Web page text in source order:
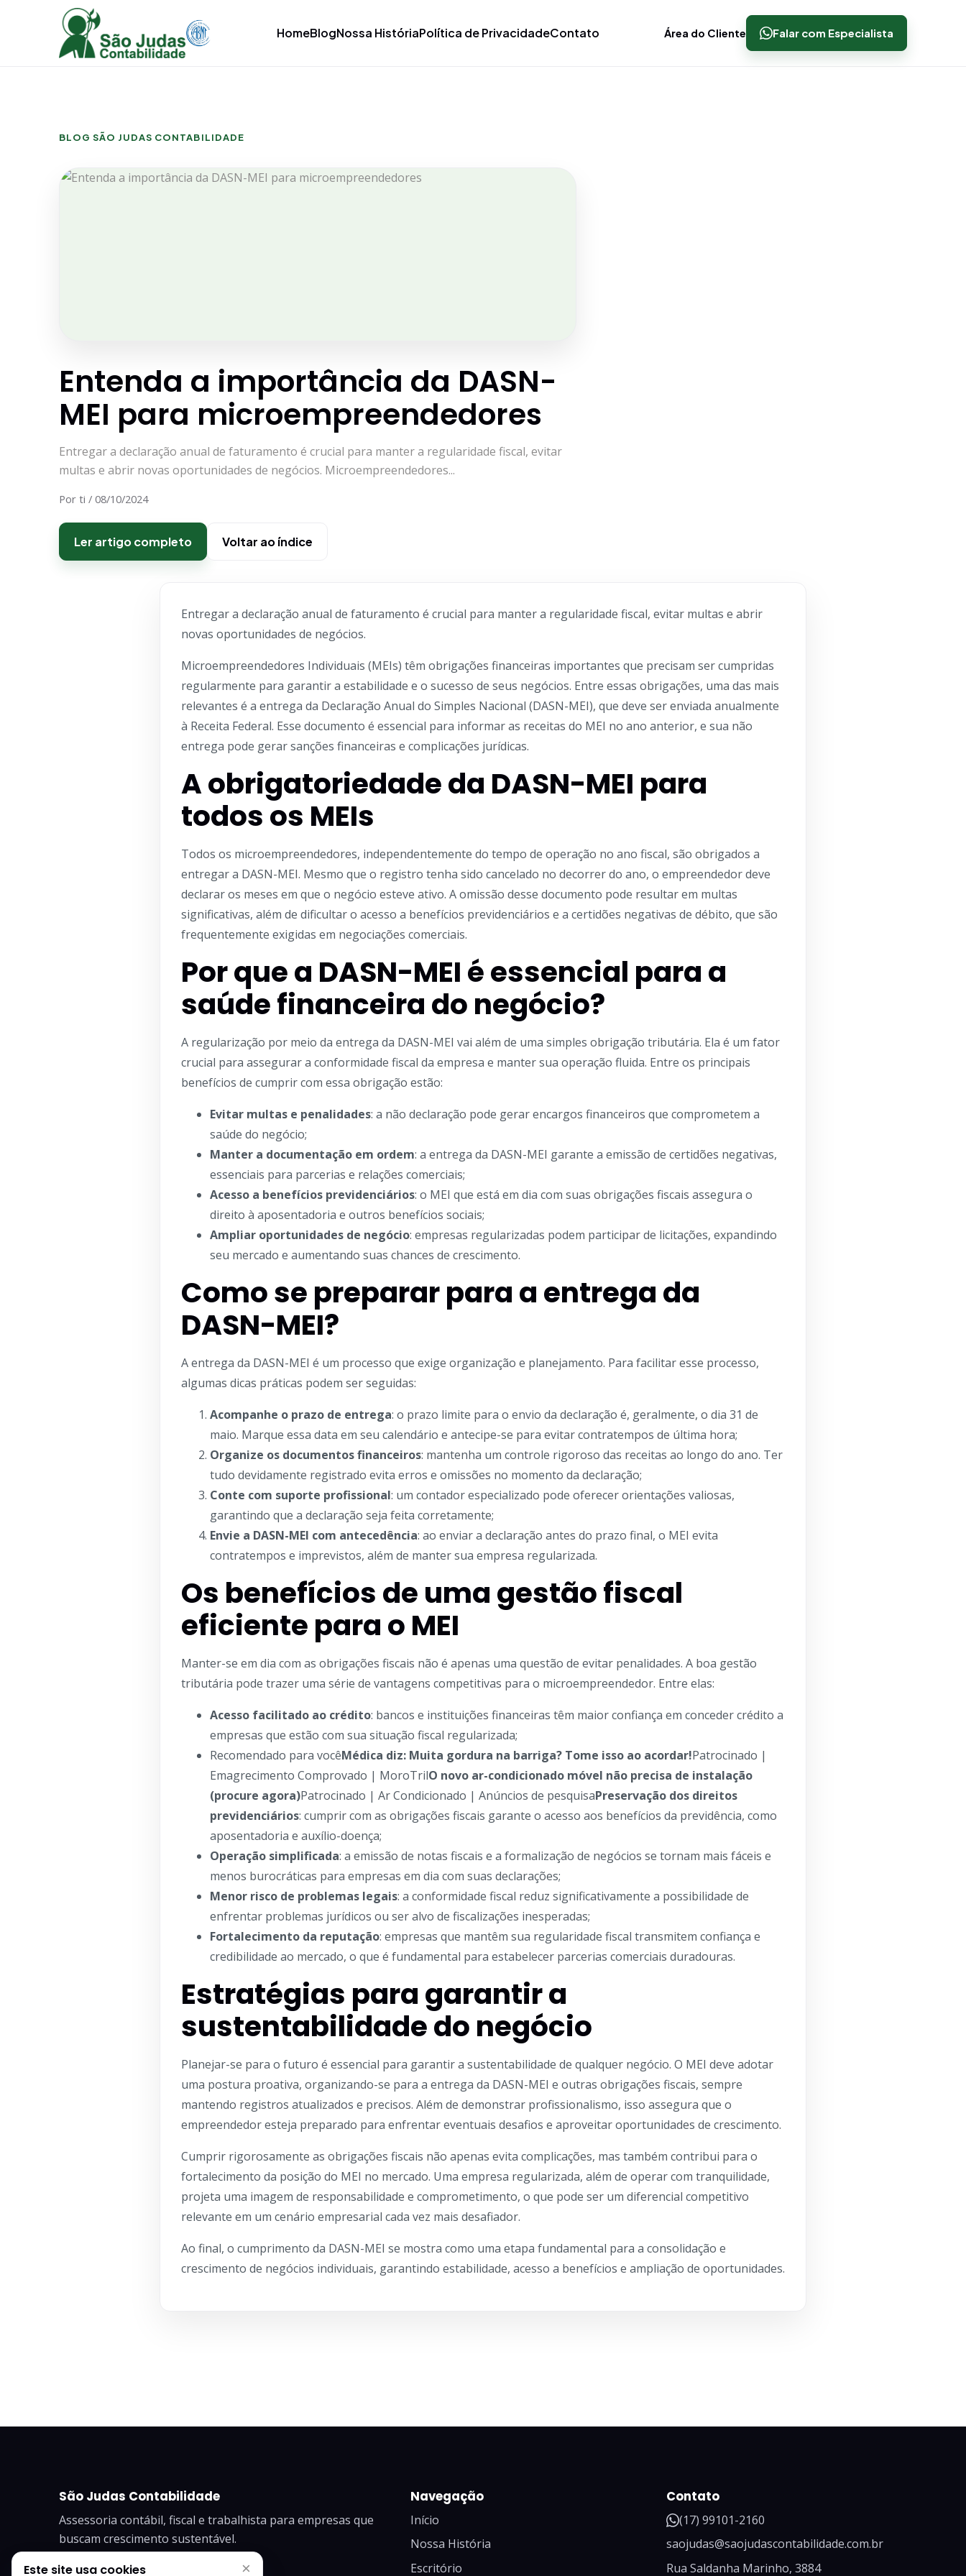
HomeBlogNossa HistóriaPolítica de PrivacidadeContato Área do Cliente Falar com Especialista
BLOG SÃO JUDAS CONTABILIDADE
Entenda a importância da DASN-
MEI para microempreendedores
Entregar a declaração anual de faturamento é crucial para manter a regularidade fiscal, evitar
multas e abrir novas oportunidades de negócios. Microempreendedores...
Por ti / 08/10/2024
Ler artigo completo Voltar ao índice
Entregar a declaração anual de faturamento é crucial para manter a regularidade fiscal, evitar multas e abrir
novas oportunidades de negócios.
Microempreendedores Individuais (MEIs) têm obrigações financeiras importantes que precisam ser cumpridas
regularmente para garantir a estabilidade e o sucesso de seus negócios. Entre essas obrigações, uma das mais
relevantes é a entrega da Declaração Anual do Simples Nacional (DASN-MEI), que deve ser enviada anualmente
à Receita Federal. Esse documento é essencial para informar as receitas do MEI no ano anterior, e sua não
entrega pode gerar sanções financeiras e complicações jurídicas.
A obrigatoriedade da DASN-MEI para
todos os MEIs
Todos os microempreendedores, independentemente do tempo de operação no ano fiscal, são obrigados a
entregar a DASN-MEI. Mesmo que o registro tenha sido cancelado no decorrer do ano, o empreendedor deve
declarar os meses em que o negócio esteve ativo. A omissão desse documento pode resultar em multas
significativas, além de dificultar o acesso a benefícios previdenciários e a certidões negativas de débito, que são
frequentemente exigidas em negociações comerciais.
Por que a DASN-MEI é essencial para a
saúde financeira do negócio?
A regularização por meio da entrega da DASN-MEI vai além de uma simples obrigação tributária. Ela é um fator
crucial para assegurar a conformidade fiscal da empresa e manter sua operação fluida. Entre os principais
benefícios de cumprir com essa obrigação estão:
Evitar multas e penalidades: a não declaração pode gerar encargos financeiros que comprometem a
saúde do negócio;
Manter a documentação em ordem: a entrega da DASN-MEI garante a emissão de certidões negativas,
essenciais para parcerias e relações comerciais;
Acesso a benefícios previdenciários: o MEI que está em dia com suas obrigações fiscais assegura o
direito à aposentadoria e outros benefícios sociais;
Ampliar oportunidades de negócio: empresas regularizadas podem participar de licitações, expandindo
seu mercado e aumentando suas chances de crescimento.
Como se preparar para a entrega da
DASN-MEI?
A entrega da DASN-MEI é um processo que exige organização e planejamento. Para facilitar esse processo,
algumas dicas práticas podem ser seguidas:
Acompanhe o prazo de entrega: o prazo limite para o envio da declaração é, geralmente, o dia 31 de
maio. Marque essa data em seu calendário e antecipe-se para evitar contratempos de última hora;
Organize os documentos financeiros: mantenha um controle rigoroso das receitas ao longo do ano. Ter
tudo devidamente registrado evita erros e omissões no momento da declaração;
Conte com suporte profissional: um contadorespecializado pode oferecer orientações valiosas,
garantindo que a declaração seja feita corretamente;
Envie a DASN-MEI com antecedência: ao enviar a declaração antes do prazo final, o MEI evita
contratempos e imprevistos, além de manter sua empresa regularizada.
Os benefícios de uma gestão fiscal
eficiente para o MEI
Manter-se em dia com as obrigações fiscais não é apenas uma questão de evitar penalidades. A boa gestão
tributária pode trazer uma série de vantagens competitivas para o microempreendedor. Entre elas:
Acesso facilitado ao crédito: bancos e instituições financeiras têm maior confiança em conceder crédito a
empresas que estão com sua situação fiscal regularizada;
Recomendado para vocêMédica diz: Muita gordura na barriga? Tome isso ao acordar!Patrocinado |
Emagrecimento Comprovado | MoroTrilO novo ar-condicionado móvel não precisa de instalação
(procure agora)Patrocinado | Ar Condicionado | Anúncios de pesquisaPreservação dos direitos
previdenciários: cumprir com as obrigações fiscais garante o acesso aos benefícios da previdência, como
aposentadoria e auxílio-doença;
Operação simplificada: a emissão de notas fiscais e a formalização de negócios se tornam mais fáceis e
menos burocráticas para empresas em dia com suas declarações;
Menor risco de problemas legais: a conformidade fiscal reduz significativamente a possibilidade de
enfrentar problemas jurídicos ou ser alvo de fiscalizações inesperadas;
Fortalecimento da reputação: empresas que mantêm sua regularidade fiscal transmitem confiança e
credibilidade ao mercado, o que é fundamental para estabelecer parcerias comerciais duradouras.
Estratégias para garantir a
sustentabilidade do negócio
Planejar-se para o futuro é essencial para garantir a sustentabilidade de qualquer negócio. O MEI deve adotar
uma postura proativa, organizando-se para a entrega da DASN-MEI e outras obrigações fiscais, sempre
mantendo registros atualizados e precisos. Além de demonstrar profissionalismo, isso assegura que o
empreendedor esteja preparado para enfrentar eventuais desafios e aproveitar oportunidades de crescimento.
Cumprir rigorosamente as obrigações fiscais não apenas evita complicações, mas também contribui para o
fortalecimento da posição do MEI no mercado. Uma empresa regularizada, além de operar com tranquilidade,
projeta uma imagem de responsabilidade e comprometimento, o que pode ser um diferencial competitivo
relevante em um cenário empresarial cada vez mais desafiador.
Ao final, o cumprimento da DASN-MEI se mostra como uma etapa fundamental para a consolidação e
crescimento de negócios individuais, garantindo estabilidade, acesso a benefícios e ampliação de oportunidades.
São Judas Contabilidade
Assessoria contábil, fiscal e trabalhista para empresas que
buscam crescimento sustentável.
Navegação
Início
Nossa História
Escritório
Contato
(17) 99101-2160
saojudas@saojudascontabilidade.com.br
Rua Saldanha Marinho, 3884
×
Este site usa cookies